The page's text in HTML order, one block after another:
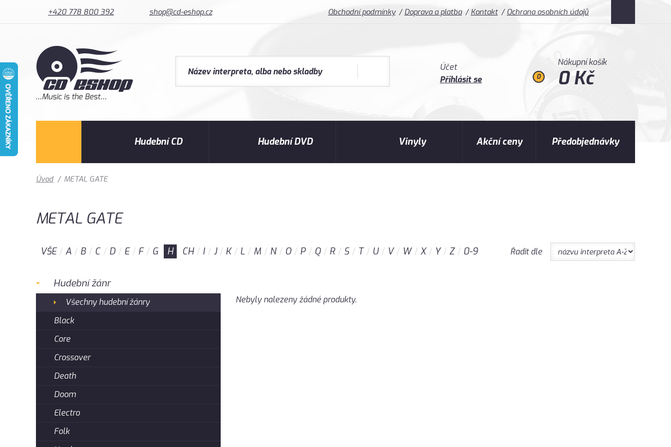
+420 778 800 392 shop@cd-eshop.cz Obchodní podmínky Doprava a platba Kontakt Ochrana osobních údajů
Účet
Přihlásit se
0
Nákupní košík
0 Kč
Hudební CD Hudební DVD Vinyly Akční ceny Předobjednávky
Úvod / METAL GATE
METAL GATE
VŠE A B C D E F G H CH I J K L M N O P Q R S T U V W X Y Z 0-9 Řadit dle
Hudební žánr
Všechny hudební žánry
Black
Core
Crossover
Death
Doom
Electro
Folk
Nebyly nalezeny žádné produkty.